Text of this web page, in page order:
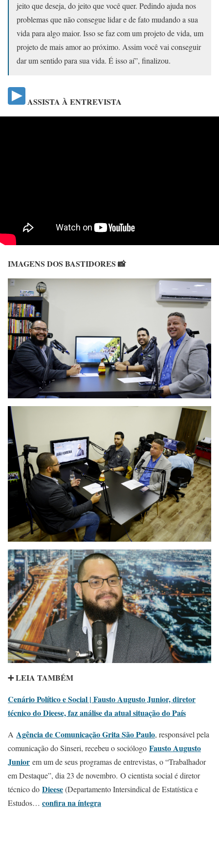
jeito que deseja, do jeito que você quer. Pedindo ajuda nos
problemas que não consegue lidar e de fato mudando a sua
vida para algo maior. Isso se faz com um projeto de vida, um
projeto de mais amor ao próximo. Assim você vai conseguir
dar um sentido para sua vida. É isso aí”, finalizou.
ASSISTA À ENTREVISTA
IMAGENS DOS BASTIDORES 📸
➕ LEIA TAMBÉM
Cenário Político e Social | Fausto Augusto Junior, diretor
técnico do Dieese, faz análise da atual situação do País
A Agência de Comunicação Grita São Paulo, responsável pela
comunicação do Sinseri, recebeu o sociólogo Fausto Augusto
Junior em um de seus programas de entrevistas, o “Trabalhador
em Destaque”, dia 23 de novembro. O cientista social é diretor
técnico do Dieese(Departamento Intersindical de Estatística e
Estudos… confira na íntegra